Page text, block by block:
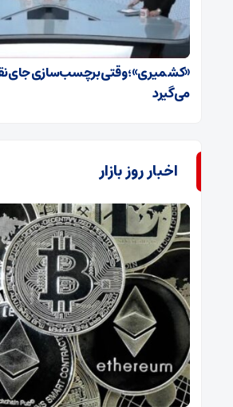
«کشمیری»؛ وقتی برچسب‌سازی جای
می‌گیرد
اخبار روز بازار